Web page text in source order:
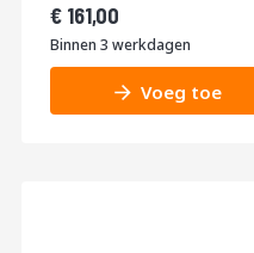
161,00
Binnen 3 werkdagen
Voeg toe